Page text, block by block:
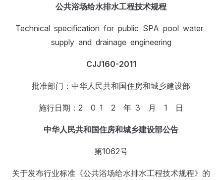
公共浴场给水排水工程技术规程
Technical specification for public SPA pool water
supply and drainage engineering
CJJ160-2011
批准部门：中华人民共和国住房和城乡建设部
施行日期：2 0 1 2 年 3 月 1 日
中华人民共和国住房和城乡建设部公告
第1062号
关于发布行业标准《公共浴场给水排水工程技术规程》的